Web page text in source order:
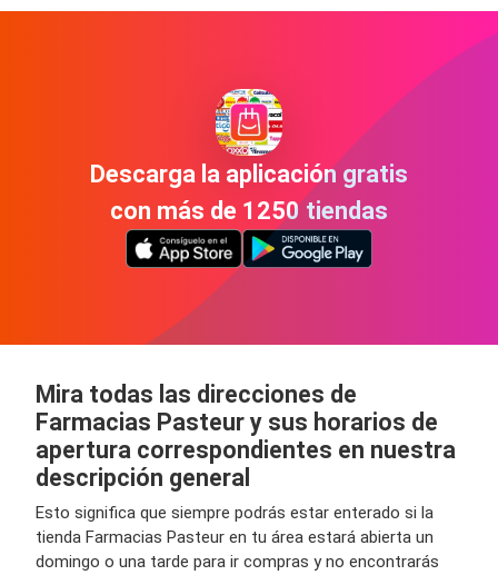
Descarga la aplicación gratis
con más de 1250 tiendas
Mira todas las direcciones de
Farmacias Pasteur y sus horarios de
apertura correspondientes en nuestra
descripción general
Esto significa que siempre podrás estar enterado si la
tienda Farmacias Pasteur en tu área estará abierta un
domingo o una tarde para ir compras y no encontrarás